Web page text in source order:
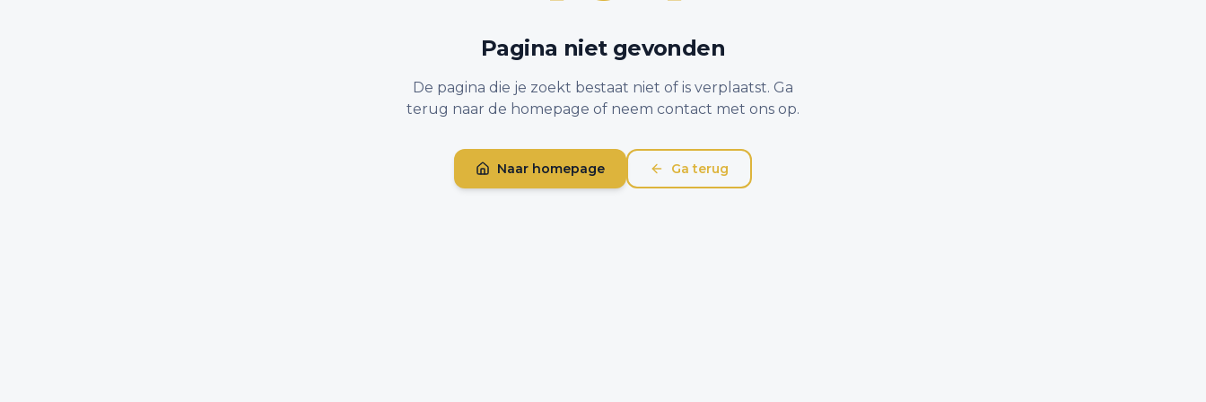
Pagina niet gevonden
De pagina die je zoekt bestaat niet of is verplaatst. Ga
terug naar de homepage of neem contact met ons op.
Naar homepage Ga terug